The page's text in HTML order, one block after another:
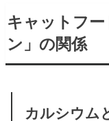
キャットフ
ン」の関係
カルシウム